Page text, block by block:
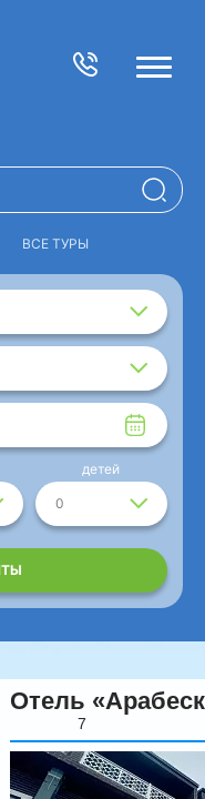
ВСЕ ТУРЫ
0
детей
Светлана
Отель
7